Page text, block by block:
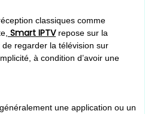
classiques comme
Smart IPTVrepose sur la
regarder la télévision sur
à condition d’avoir une
une application ou un